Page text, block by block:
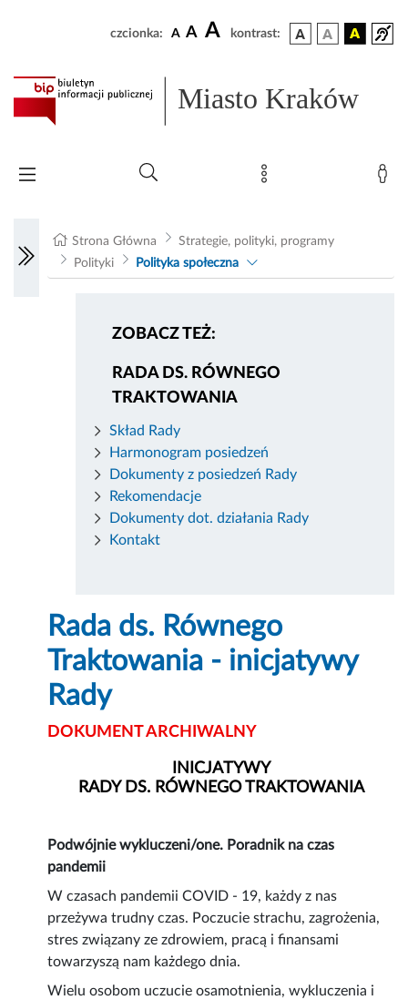
czcionka: A A A kontrast:
Miasto Kraków
Strona Główna
Strategie, polityki, programy
Polityki
Polityka społeczna
ZOBACZ TEŻ:
RADA DS. RÓWNEGO
TRAKTOWANIA
Skład Rady
Harmonogram posiedzeń
Dokumenty z posiedzeń Rady
Rekomendacje
Dokumenty dot. działania Rady
Kontakt
Rada ds. Równego
Traktowania - inicjatywy
Rady
DOKUMENT ARCHIWALNY
INICJATYWY
RADY DS. RÓWNEGO TRAKTOWANIA
Podwójnie wykluczeni/one. Poradnik na czas
pandemii
W czasach pandemii COVID - 19, każdy z nas
przeżywa trudny czas. Poczucie strachu, zagrożenia,
stres związany ze zdrowiem, pracą i finansami
towarzyszą nam każdego dnia.
Wielu osobom uczucie osamotnienia, wykluczenia i